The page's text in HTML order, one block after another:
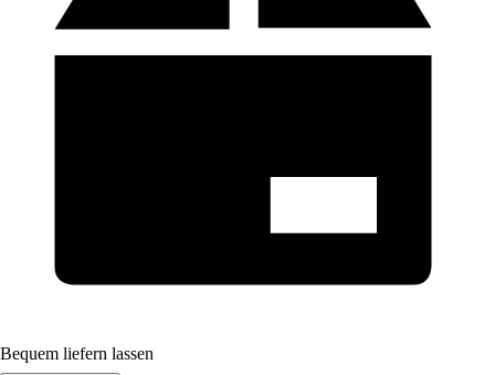
Bequem liefern lassen